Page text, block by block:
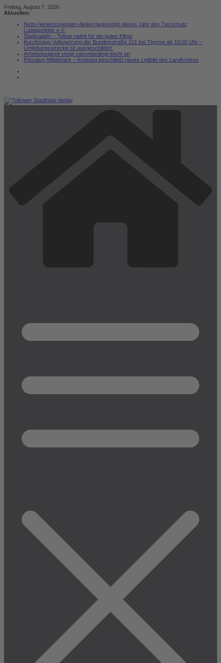
Zum
Inhalt
Freitag, August 7, 2026
Aktuelles:
Netto-Vereinsspenden-Aktion begünstigt dieses Jahr den Tierschutz
Ludwigsfelde e.V.
Stadtradeln – Teltow radelt für ein gutes Klima
Kurzfristige Vollsperrung der Bundesstraße 101 bei Thyrow ab 18:00 Uhr –
Umleitungsstrecke ist ausgeschildert
Arbeitslosigkeit steigt saisonbedingt leicht an
Potsdam-Mittelmark – Kreistag beschließt neues Leitbild des Landkreises